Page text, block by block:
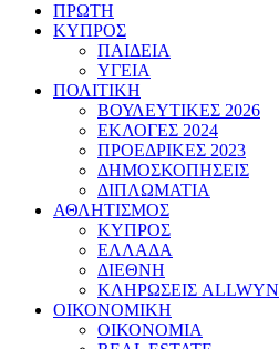
ΠΡΩΤΗ
ΚΥΠΡΟΣ
ΠΑΙΔΕΙΑ
ΥΓΕΙΑ
ΠΟΛΙΤΙΚΗ
ΒΟΥΛΕΥΤΙΚΕΣ 2026
ΕΚΛΟΓΕΣ 2024
ΠΡΟΕΔΡΙΚΕΣ 2023
ΔΗΜΟΣΚΟΠΗΣΕΙΣ
ΔΙΠΛΩΜΑΤΙΑ
ΑΘΛΗΤΙΣΜΟΣ
ΚΥΠΡΟΣ
ΕΛΛΑΔΑ
ΔΙΕΘΝΗ
ΚΛΗΡΩΣΕΙΣ ALLWYN
ΟΙΚΟΝΟΜΙΚΗ
ΟΙΚΟΝΟΜΙΑ